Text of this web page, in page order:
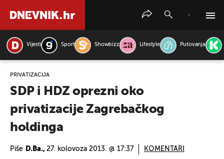
Vijesti Sport Showbizz Lifestyle Putovanja
PRIVATIZACIJA
SDP i HDZ oprezni oko
privatizacije Zagrebačkog
holdinga
Piše D.Ba., 27. kolovoza 2013. @ 17:37 KOMENTARI
PRETRAŽITE VIJESTI